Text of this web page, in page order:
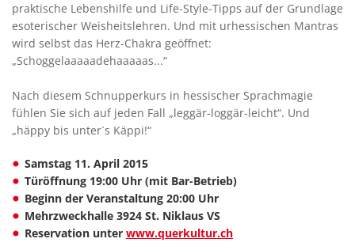
praktische Lebenshilfe und Life-Style-Tipps auf der Grundlage
esoterischer Weisheitslehren. Und mit urhessischen Mantras
wird selbst das Herz-Chakra geöffnet:
„Schoggelaaaaadehaaaaas...“
Nach diesem Schnupperkurs in hessischer Sprachmagie
fühlen Sie sich auf jeden Fall „leggär-loggär-leicht“. Und
„häppy bis unter`s Käppi!“
Samstag 11. April 2015
Türöffnung 19:00 Uhr (mit Bar-Betrieb)
Beginn der Veranstaltung 20:00 Uhr
Mehrzweckhalle 3924 St. Niklaus VS
Reservation unter www.querkultur.ch